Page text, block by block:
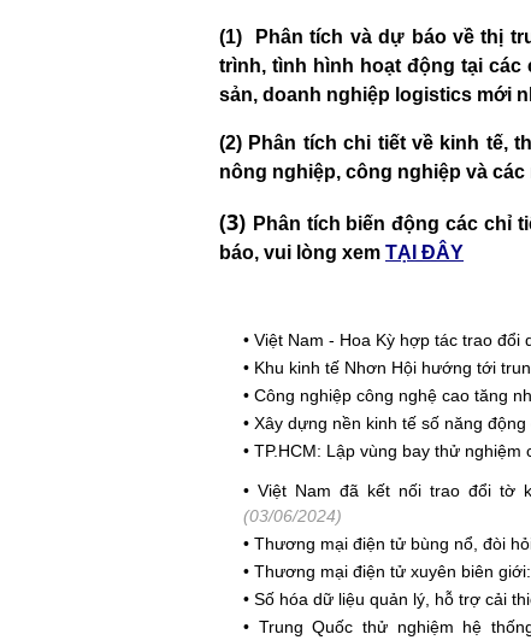
(1) Phân tích và dự báo về thị
trình, tình hình hoạt động tại
sản, doanh nghiệp logistics mới
(2) Phân tích chi tiết về kinh tế,
nông nghiệp, công nghiệp và
(3) Phân tích biến động các chỉ
báo, vui lòng xem TẠI ĐÂY
• Việt Nam - Hoa Kỳ hợp tác trao
• Khu kinh tế Nhơn Hội hướng tới
• Công nghiệp công nghệ cao tăng
• Xây dựng nền kinh tế số năng
• TP.HCM: Lập vùng bay thử nghiệm
• Việt Nam đã kết nối trao đổi tờ
(03/06/2024)
• Thương mại điện tử bùng nổ, đòi
• Thương mại điện tử xuyên biên
• Số hóa dữ liệu quản lý, hỗ trợ cải
• Trung Quốc thử nghiệm hệ